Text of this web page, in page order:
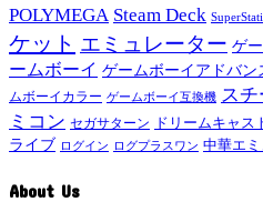
POLYMEGA Steam Deck
ケット エミュレーター ゲ
ームボーイ ゲームボーイアドバン
ムボーイカラー ゲームボーイ互換機 スチ
ミコン セガサターン ドリームキャス
ライブ ログイン ログプラスワン 中華エ
About Us